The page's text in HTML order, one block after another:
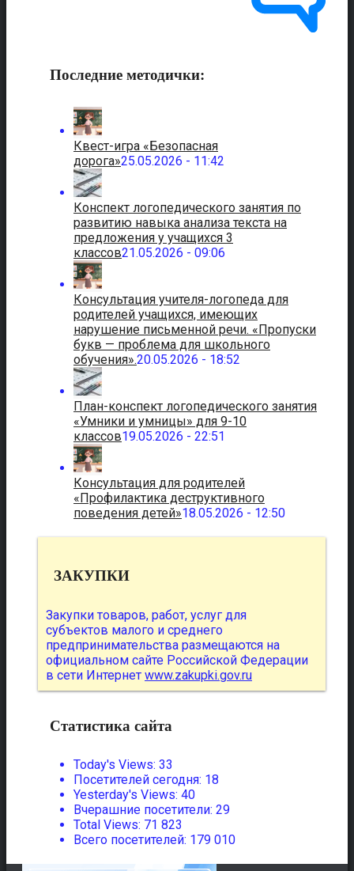
Последние методички:
Квест-игра «Безопасная
дорога»25.05.2026 - 11:42
Конспект логопедического занятия по
развитию навыка анализа текста на
предложения у учащихся 3
классов21.05.2026 - 09:06
Консультация учителя-логопеда для
родителей учащихся, имеющих
нарушение письменной речи. «Пропуски
букв — проблема для школьного
обучения».20.05.2026 - 18:52
План-конспект логопедического занятия
«Умники и умницы» для 9-10
классов19.05.2026 - 22:51
Консультация для родителей
«Профилактика деструктивного
поведения детей»18.05.2026 - 12:50
ЗАКУПКИ
Закупки товаров, работ, услуг для
субъектов малого и среднего
предпринимательства размещаются на
официальном сайте Российской Федерации
в сети Интернет www.zakupki.gov.ru
Статистика сайта
Today's Views: 33
Посетителей сегодня: 18
Yesterday's Views: 40
Вчерашние посетители: 29
Total Views: 71 823
Всего посетителей: 179 010